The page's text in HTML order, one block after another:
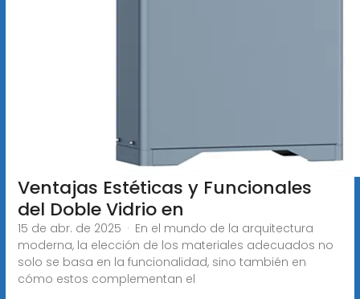
Ventajas Estéticas y Funcionales
del Doble Vidrio en
15 de abr. de 2025 · En el mundo de la arquitectura
moderna, la elección de los materiales adecuados no
solo se basa en la funcionalidad, sino también en
cómo estos complementan el